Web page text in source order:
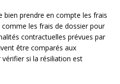
prendre en compte les frais
les frais de dossier pour
contractuelles prévues par
être comparés aux
si la résiliation est